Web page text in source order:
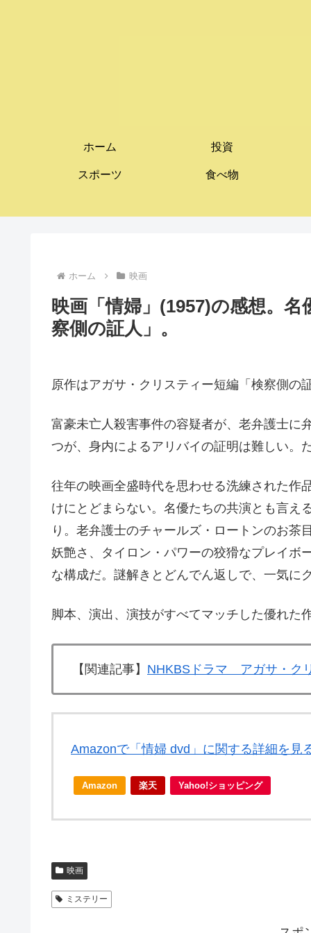
ホーム 投資
スポーツ 食べ物
ホーム 映画
映画「情婦」(1957)の感想。
察側の証人」。
原作はアガサ・クリスティー短編「検察側の
富豪未亡人殺害事件の容疑者が、老弁護士に
つが、身内によるアリバイの証明は難しい。
往年の映画全盛時代を思わせる洗練された作
けにとどまらない。名優たちの共演とも言え
り。老弁護士のチャールズ・ロートンのお
妖艶さ、タイロン・パワーの狡猾なプレイボ
な構成だ。謎解きとどんでん返しで、一気に
脚本、演出、演技がすべてマッチした優れた
【関連記事】 NHKBSドラマ アガサ・ク
Amazonで「情婦 dvd」に関する詳細を見
Amazon 楽天 Yahoo!ショッピング
映画
ミステリー